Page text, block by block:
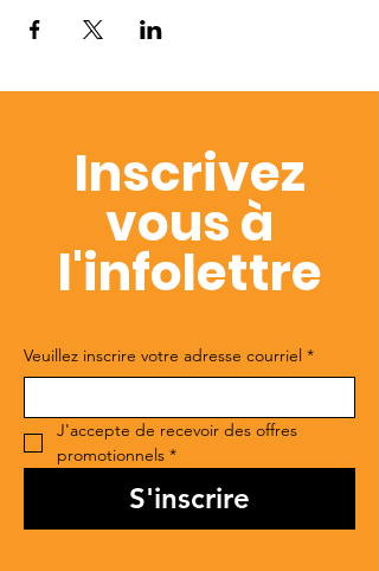
Inscrivez
vous à
l'infolettre
Veuillez inscrire votre adresse courriel *
J'accepte de recevoir des offres
promotionnels *
S'inscrire